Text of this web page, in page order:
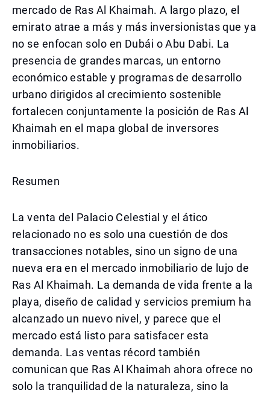
mercado de Ras Al Khaimah. A largo plazo, el
emirato atrae a más y más inversionistas que ya
no se enfocan solo en Dubái o Abu Dabi. La
presencia de grandes marcas, un entorno
económico estable y programas de desarrollo
urbano dirigidos al crecimiento sostenible
fortalecen conjuntamente la posición de Ras Al
Khaimah en el mapa global de inversores
inmobiliarios.
Resumen
La venta del Palacio Celestial y el ático
relacionado no es solo una cuestión de dos
transacciones notables, sino un signo de una
nueva era en el mercado inmobiliario de lujo de
Ras Al Khaimah. La demanda de vida frente a la
playa, diseño de calidad y servicios premium ha
alcanzado un nuevo nivel, y parece que el
mercado está listo para satisfacer esta
demanda. Las ventas récord también
comunican que Ras Al Khaimah ahora ofrece no
solo la tranquilidad de la naturaleza, sino la